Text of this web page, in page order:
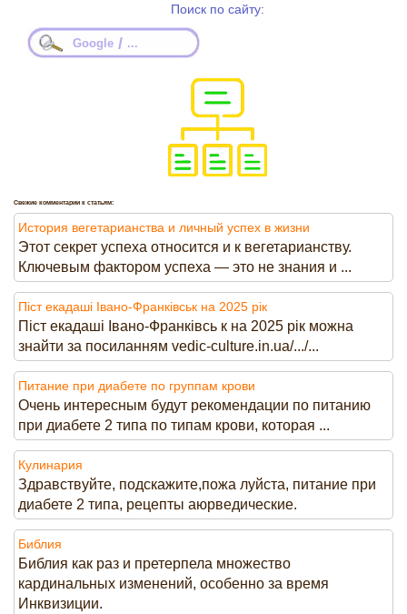
Поиск по сайту:
Google / ...
Свежие комментарии к статьям:
История вегетарианства и личный успех в жизни
Этот секрет успеха относится и к вегетарианству.
Ключевым фактором успеха — это не знания и ...
Піст екадаші Івано-Франківськ на 2025 рік
Піст екадаші Івано-Франківсь к на 2025 рік можна
знайти за посиланням vedic-culture.in.ua/.../...
Питание при диабете по группам крови
Очень интересным будут рекомендации по питанию
при диабете 2 типа по типам крови, которая ...
Кулинария
Здравствуйте, подскажите,пожа луйста, питание при
диабете 2 типа, рецепты аюрведические.
Библия
Библия как раз и претерпела множество
кардинальных изменений, особенно за время
Инквизиции.